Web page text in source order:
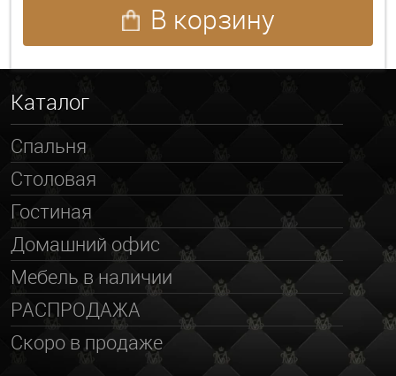
В корзину
Каталог
Спальня
Столовая
Гостиная
Домашний офис
Мебель в наличии
РАСПРОДАЖА
Скоро в продаже